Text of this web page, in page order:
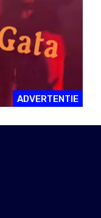
ADVERTENTIE